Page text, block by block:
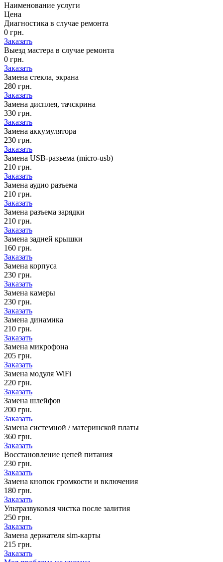
Наименование услуги
Цена
Диагностика в случае ремонта
0 грн.
Заказать
Выезд мастера в случае ремонта
0 грн.
Заказать
Замена стекла, экрана
280 грн.
Заказать
Замена дисплея, тачскрина
330 грн.
Заказать
Замена аккумулятора
230 грн.
Заказать
Замена USB-разъема (micro-usb)
210 грн.
Заказать
Замена аудио разъема
210 грн.
Заказать
Замена разъема зарядки
210 грн.
Заказать
Замена задней крышки
160 грн.
Заказать
Замена корпуса
230 грн.
Заказать
Замена камеры
230 грн.
Заказать
Замена динамика
210 грн.
Заказать
Замена микрофона
205 грн.
Заказать
Замена модуля WiFi
220 грн.
Заказать
Замена шлейфов
200 грн.
Заказать
Замена системной / материнской платы
360 грн.
Заказать
Восстановление цепей питания
230 грн.
Заказать
Замена кнопок громкости и включения
180 грн.
Заказать
Ультразвуковая чистка после залития
250 грн.
Заказать
Замена держателя sim-карты
215 грн.
Заказать